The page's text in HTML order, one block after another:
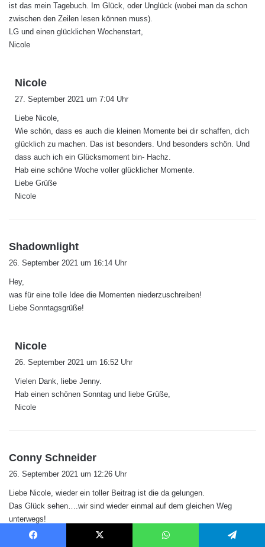
ist das mein Tagebuch. Im Glück, oder Unglück (wobei man da schon
zwischen den Zeilen lesen können muss).
LG und einen glücklichen Wochenstart,
Nicole
Nicole
t
:
27. September 2021 um 7:04 Uhr
Liebe Nicole,
Wie schön, dass es auch die kleinen Momente bei dir schaffen, dich
glücklich zu machen. Das ist besonders. Und besonders schön. Und
dass auch ich ein Glücksmoment bin- Hachz.
Hab eine schöne Woche voller glücklicher Momente.
Liebe Grüße
Nicole
Shadownlight
:
26. September 2021 um 16:14 Uhr
Hey,
was für eine tolle Idee die Momenten niederzuschreiben!
Liebe Sonntagsgrüße!
Nicole
t
:
26. September 2021 um 16:52 Uhr
Vielen Dank, liebe Jenny.
Hab einen schönen Sonntag und liebe Grüße,
Nicole
Conny Schneider
a
t
:
26. September 2021 um 12:26 Uhr
Liebe Nicole, wieder ein toller Beitrag ist die da gelungen.
Das Glück sehen….wir sind wieder einmal auf dem gleichen Weg
unterwegs!
Gerade eben komme ich von einem Spaziergang zurück. Begleitet